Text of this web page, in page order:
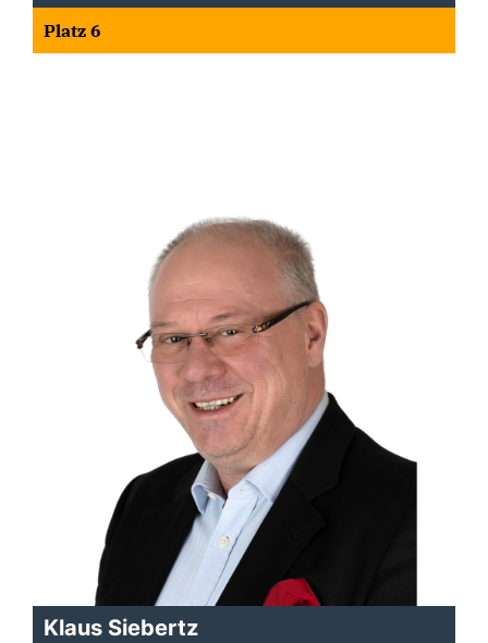
Platz 6
Klaus Siebertz